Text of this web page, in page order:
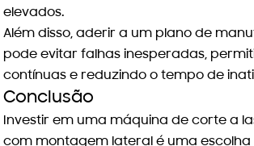
elevados.
Além disso, aderir a um plano de
pode evitar falhas inesperadas,
contínuas e reduzindo o tempo de
Conclusão
Investir em uma máquina de corte a
com montagem lateral é uma